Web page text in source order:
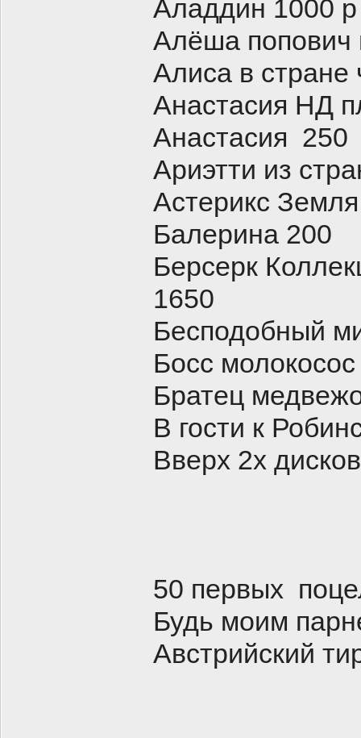
Аладдин 1000 р
Алёша попович
Алиса в
Анастасия НД
Анастасия 250
Ариэтти из
Астерикс
Балерина 200
Берсерк
1650
Бесподобный
Босс
Братец
В гости к
Вверх 2х
50 первых
Будь моим
Австрийский